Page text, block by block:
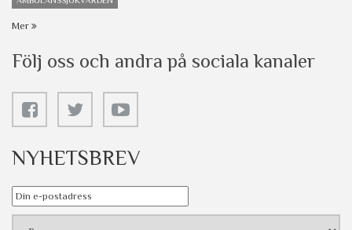
Mer
Följ oss och andra på sociala kanaler
NYHETSBREV